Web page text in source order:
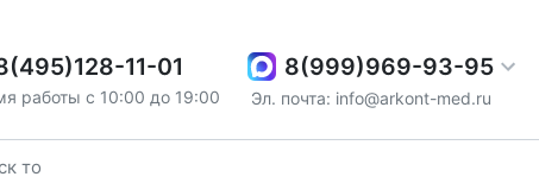
11-01
работы с 10:00 до 19:00
8(999)969-93-95
Эл. почта: info@arkont-med.ru